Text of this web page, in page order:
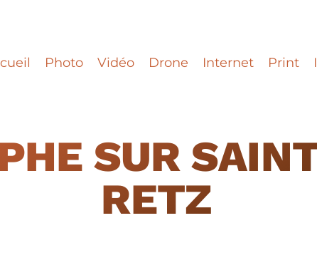
Photo Vidéo Drone Internet Print
SUR
RETZ